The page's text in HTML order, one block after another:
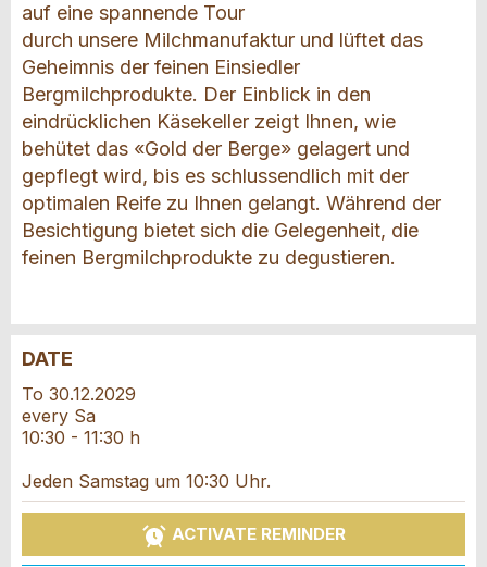
auf eine spannende Tour
durch unsere Milchmanufaktur und lüftet das
Geheimnis der feinen Einsiedler
Bergmilchprodukte. Der Einblick in den
eindrücklichen Käsekeller zeigt Ihnen, wie
behütet das «Gold der Berge» gelagert und
gepflegt wird, bis es schlussendlich mit der
optimalen Reife zu Ihnen gelangt. Während der
Besichtigung bietet sich die Gelegenheit, die
feinen Bergmilchprodukte zu degustieren.
Report ad
Your feedback is greatly appreciated!
General Feedback
Ad is outdated
Ad is incomplete
Recommend the ad
Recommend this ad to friends.
Reservation
Event date *:
Number of participants *:
DATE
To 30.12.2029
every Sa
10:30 - 11:30 h
Jeden Samstag um 10:30 Uhr.
ACTIVATE REMINDER